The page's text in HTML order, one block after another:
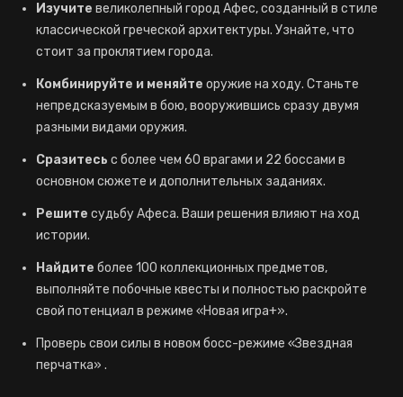
Изучите великолепный город Афес, созданный в стиле
классической греческой архитектуры. Узнайте, что
стоит за проклятием города.
Комбинируйте и меняйте оружие на ходу. Станьте
непредсказуемым в бою, вооружившись сразу двумя
разными видами оружия.
Сразитесь с более чем 60 врагами и 22 боссами в
основном сюжете и дополнительных заданиях.
Решите судьбу Афеса. Ваши решения влияют на ход
истории.
Найдите более 100 коллекционных предметов,
выполняйте побочные квесты и полностью раскройте
свой потенциал в режиме «Новая игра+».
Проверь свои силы в новом босс-режиме «Звездная
перчатка» .